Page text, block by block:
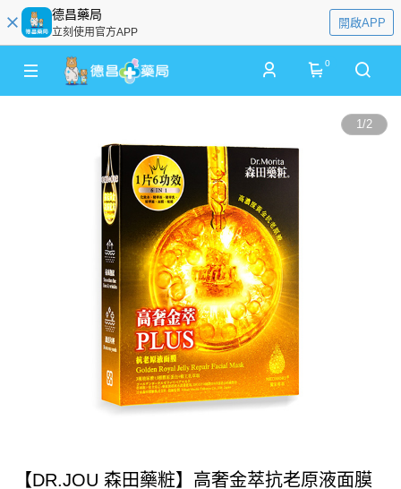
德昌藥局
立刻使用官方APP
開啟APP
0
1/2
【DR.JOU 森田藥粧】高奢金萃抗老原液面膜